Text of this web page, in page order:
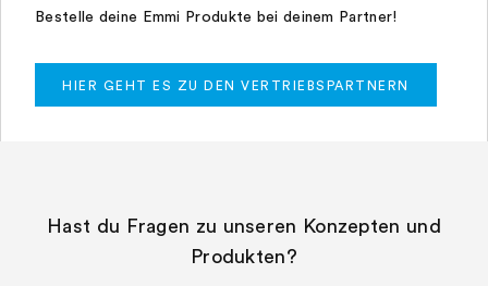
Bestelle deine Emmi Produkte bei deinem Partner!
HIER GEHT ES ZU DEN VERTRIEBSPARTNERN
Hast du Fragen zu unseren Konzepten und
Produkten?